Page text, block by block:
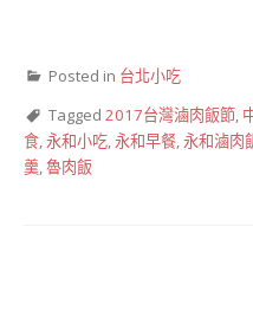
Posted in 台北小吃
Tagged 2017台灣滷肉飯節,
食,永和小吃,永和早餐,永和滷肉
羹,魯肉飯